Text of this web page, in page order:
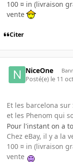
100 ¤ in (livraison
vente
Citer
NiceOne
Posté(e) le 11
Et les barcelona sur
et les Phenom qui
Pour l'instant on a
Chez eBay, il y a la
100 ¤ in (livraison
vente